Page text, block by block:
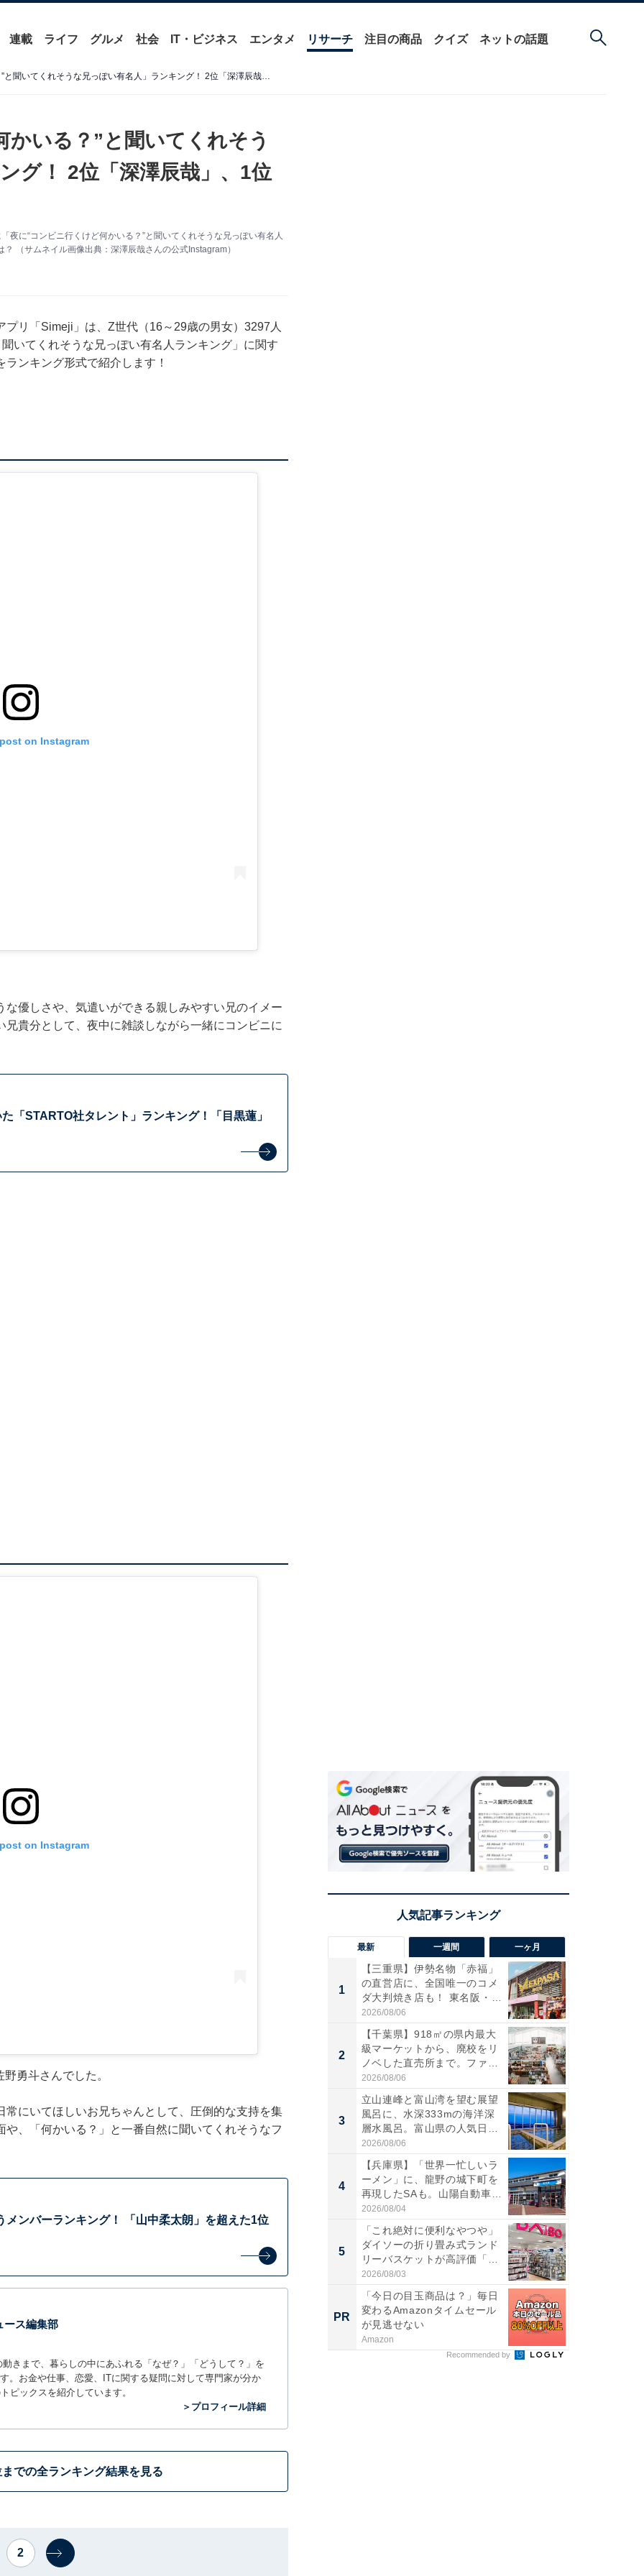
連載 ライフ グルメ 社会 IT・ビジネス エンタメ リサーチ 注目の商品 クイズ ネットの話題
「夜に“コンビニ行くけど何かいる？”と聞いてくれそうな兄っぽい有名人」ランキング！ 2位「深澤辰哉」、1位は？
かいる？”と聞いてくれそう
グ！ 2位「深澤辰哉」、1位
に“コンビニ行くけど何かいる？”と聞いてくれそうな兄っぽい有名人
（サムネイル画像出典：深澤辰哉さんの公式Instagram）
リ「Simeji」は、Z世代（16～29歳の男女）3297人
いてくれそうな兄っぽい有名人ランキング」に関す
ンキング形式で紹介します！
on Instagram
優しさや、気遣いができる親しみやすい兄のイメー
貴分として、夜中に雑談しながら一緒にコンビニに
「STARTO社タレント」ランキング！「目黒蓮」
on Instagram
勇斗さんでした。
にいてほしいお兄ちゃんとして、圧倒的な支持を集
、「何かいる？」と一番自然に聞いてくれそうなフ
メンバーランキング！ 「山中柔太朗」を超えた1位
ス編集部
きまで、暮らしの中にあふれる「なぜ？」「どうして？」を
。お金や仕事、恋愛、ITに関する疑問に対して専門家が分か
ピックスを紹介しています。
＞プロフィール詳細
までの全ランキング結果を見る
2
最新 一週間 一ヶ月
1
【三重県】伊勢名物「赤福」
の直営店に、全国唯一のコメ
ダ大判焼き店も！ 東名阪・
伊...
2026/08/06
2
【千葉県】918㎡の県内最大
級マーケットから、廃校をリ
ノベした直売所まで。ファ
ー...
2026/08/06
3
立山連峰と富山湾を望む展望
風呂に、水深333mの海洋深
層水風呂。富山県の人気日
帰...
2026/08/06
4
【兵庫県】「世界一忙しいラ
ーメン」に、龍野の城下町を
再現したSAも。山陽自動車
道...
2026/08/04
5
「これ絶対に便利なやつや」
ダイソーの折り畳み式ランド
リーバスケットが高評価「使
わ...
2026/08/03
PR
「今日の目玉商品は？」毎日
変わるAmazonタイムセール
が見逃せない
Amazon
Recommended by